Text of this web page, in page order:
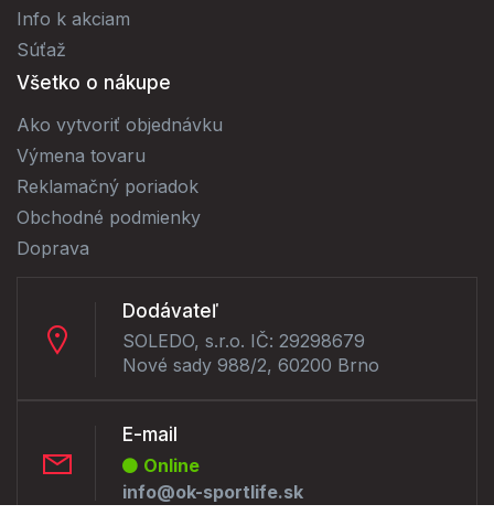
Info k akciam
Súťaž
Všetko o nákupe
Ako vytvoriť objednávku
Výmena tovaru
Reklamačný poriadok
Obchodné podmienky
Doprava
Dodávateľ
SOLEDO, s.r.o. IČ: 29298679
Nové sady 988/2, 60200 Brno
E-mail
Online
info@ok-sportlife.sk